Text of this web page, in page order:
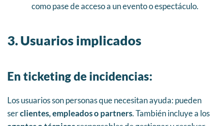
como pase de acceso a un evento o espectáculo.
3. Usuarios implicados
En ticketing de incidencias:
Los usuarios son personas que necesitan ayuda: pueden
serclientes, empleados o partners. También incluye a los